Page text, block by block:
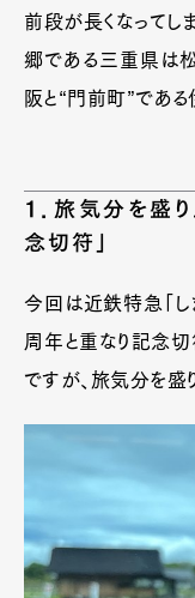
前段が長くなってし
郷である三重県は
阪と“門前町”である
１．旅気分を盛
念切符」
今回は近鉄特急「し
周年と重なり記念切
ですが、旅気分を盛